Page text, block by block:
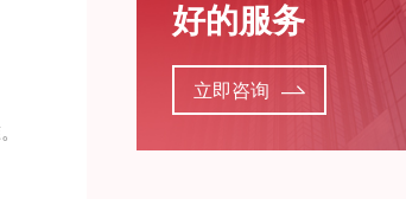
好的服务
立即咨询